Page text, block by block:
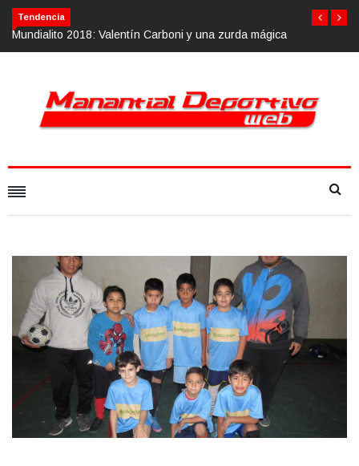
Tendencia
Carboni y una zurda mágicaCalvario Race 2018, 10 de noviembre